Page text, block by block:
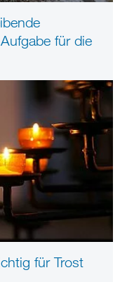
für die
für Trost